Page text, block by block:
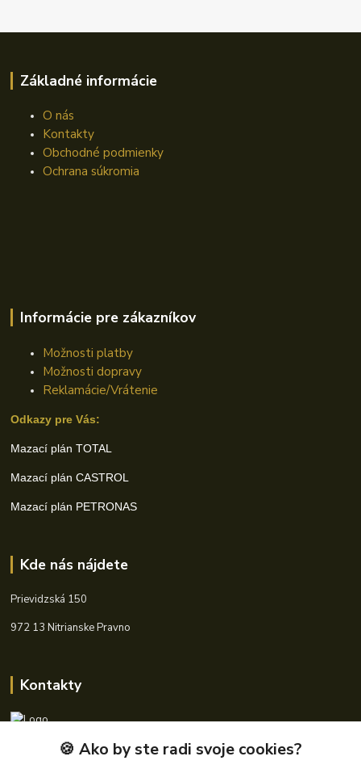
Základné informácie
O nás
Kontakty
Obchodné podmienky
Ochrana súkromia
Informácie pre zákazníkov
Možnosti platby
Možnosti dopravy
Reklamácie/Vrátenie
Odkazy pre Vás:
Mazací plán TOTAL
Mazací plán CASTROL
Mazací plán PETRONAS
Kde nás nájdete
Prievidzská 150
972 13 Nitrianske Pravno
Kontakty
+421 940 621 185
🍪 Ako by ste radi svoje cookies?